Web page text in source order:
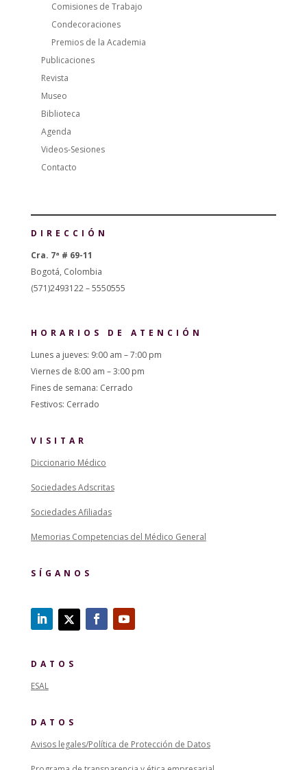
Comisiones de Trabajo
Condecoraciones
Premios de la Academia
Publicaciones
Revista
Museo
Biblioteca
Agenda
Videos-Sesiones
Contacto
DIRECCIÓN
Cra. 7ª # 69-11
Bogotá, Colombia
(571)2493122 – 5550555
HORARIOS DE ATENCIÓN
Lunes a jueves: 9:00 am – 7:00 pm
Viernes de 8:00 am – 3:00 pm
Fines de semana: Cerrado
Festivos: Cerrado
VISITAR
Diccionario Médico
Sociedades Adscritas
Sociedades Afiliadas
Memorias Competencias del Médico General
SÍGANOS
DATOS
ESAL
DATOS
Avisos legales/Política de Protección de Datos